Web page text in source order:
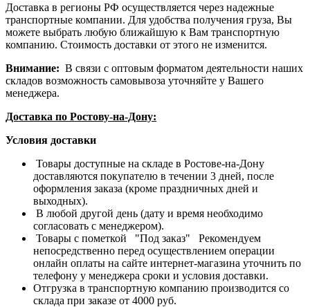
Доставка в регионы РФ осуществляется через надежные
транспортные компании. Для удобства получения груза, Вы
можете выбрать любую ближайшую к Вам транспортную
компанию. Стоимость доставки от этого не изменится.
Внимание: В связи с оптовым форматом деятельности наших
складов возможность самовывоза уточняйте у Вашего
менеджера.
Доставка по Ростову-на-Дону:
Условия доставки
Товары доступные на складе в Ростове-на-Дону
доставляются покупателю в течении 3 дней, после
оформления заказа (кроме праздничных дней и
выходных).
В любой другой день (дату и время необходимо
согласовать с менеджером).
Товары с пометкой "Под заказ" Рекомендуем
непосредственно перед осуществлением операции
онлайн оплаты на сайте интернет-магазина уточнить по
телефону у менеджера сроки и условия доставки.
Отгрузка в транспортную компанию производится со
склада при заказе от 4000 руб.